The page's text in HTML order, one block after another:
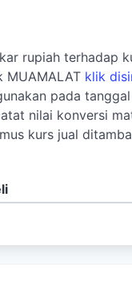
rupiah terhadap
MUAMALAT klik
pada
nilai konversi
kurs jual